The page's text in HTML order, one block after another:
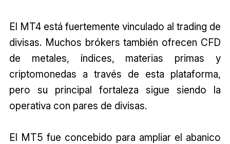
El MT4 está fuertemente vinculado al trading de
divisas. Muchos brókers también ofrecen CFD
de metales, índices, materias primas y
criptomonedas a través de esta plataforma,
pero su principal fortaleza sigue siendo la
operativa con pares de divisas.
El MT5 fue concebido para ampliar el abanico